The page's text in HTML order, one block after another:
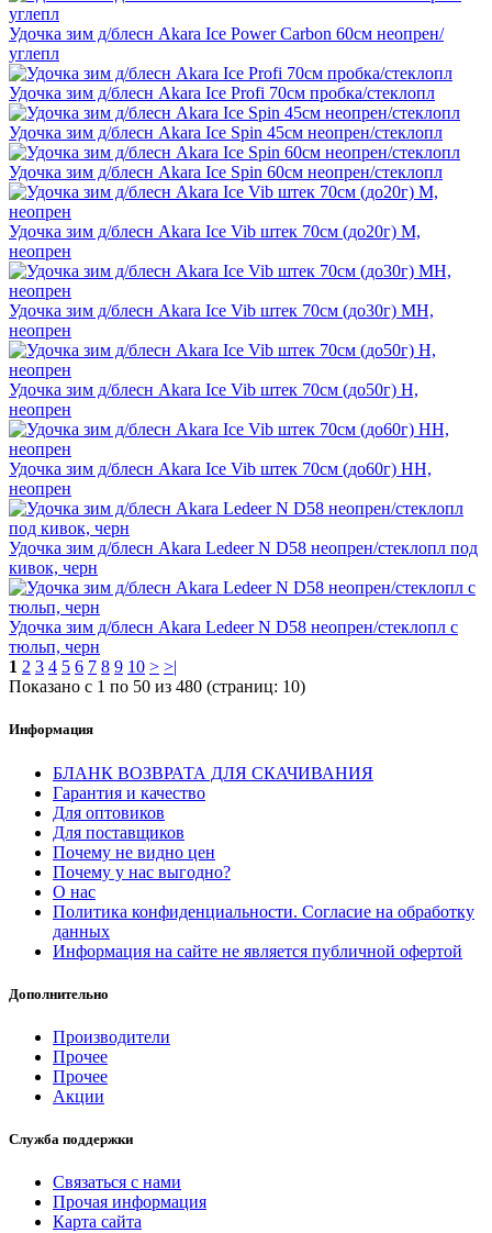
Удочка зим д/блесн Akara Ice Power Carbon 60см неопрен/
углепл
Удочка зим д/блесн Akara Ice Profi 70см пробка/стеклопл
Удочка зим д/блесн Akara Ice Spin 45см неопрен/стеклопл
Удочка зим д/блесн Akara Ice Spin 60см неопрен/стеклопл
Удочка зим д/блесн Akara Ice Vib штек 70см (до20г) M,
неопрен
Удочка зим д/блесн Akara Ice Vib штек 70см (до30г) MH,
неопрен
Удочка зим д/блесн Akara Ice Vib штек 70см (до50г) H,
неопрен
Удочка зим д/блесн Akara Ice Vib штек 70см (до60г) HH,
неопрен
Удочка зим д/блесн Akara Ledeer N D58 неопрен/стеклопл под
кивок, черн
Удочка зим д/блесн Akara Ledeer N D58 неопрен/стеклопл с
тюльп, черн
1 2 3 4 5 6 7 8 9 10 > >|
Показано с 1 по 50 из 480 (страниц: 10)
Информация
БЛАНК ВОЗВРАТА ДЛЯ СКАЧИВАНИЯ
Гарантия и качество
Для оптовиков
Для поставщиков
Почему не видно цен
Почему у нас выгодно?
О нас
Политика конфиденциальности. Согласие на обработку
данных
Информация на сайте не является публичной офертой
Дополнительно
Производители
Прочее
Прочее
Акции
Служба поддержки
Связаться с нами
Прочая информация
Карта сайта